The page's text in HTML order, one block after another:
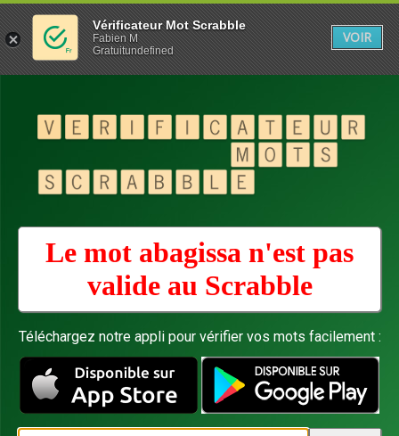
Le mot abagissa n'est pas
valide au Scrabble
Téléchargez notre appli pour vérifier vos mots facilement :
Vérificateur Mot Scrabble
Fabien M
Gratuitundefined
VOIR